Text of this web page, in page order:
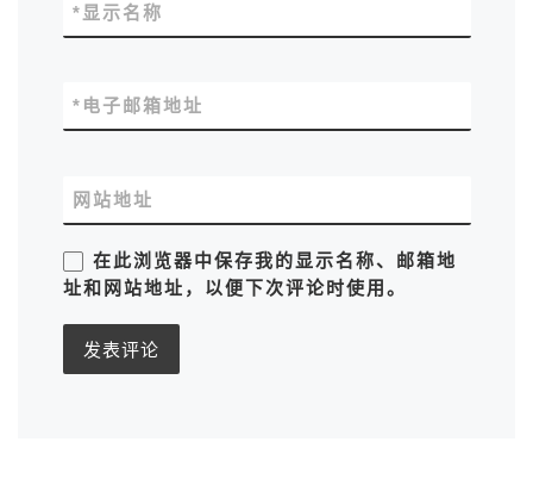
显示名称
*
电子邮箱地址
*
网站地址
在此浏览器中保存我的显示名称、邮箱地
址和网站地址，以便下次评论时使用。